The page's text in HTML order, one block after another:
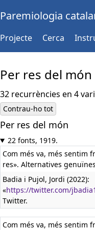
Paremiologia
Projecte Cerca
Per res del món
32 recurrències en 4
Contrau-ho tot
Per res del món
22 fonts, 1919.
Com més va, més sentim
res». Alternatives
Badia i Pujol, Jordi (2022):
«https://twitter.com/
Twitter.
Com més va, més sentim